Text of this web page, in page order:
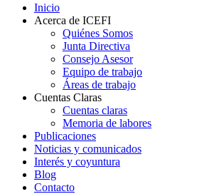
Inicio
Acerca de ICEFI
Quiénes Somos
Junta Directiva
Consejo Asesor
Equipo de trabajo
Áreas de trabajo
Cuentas Claras
Cuentas claras
Memoria de labores
Publicaciones
Noticias y comunicados
Interés y coyuntura
Blog
Contacto